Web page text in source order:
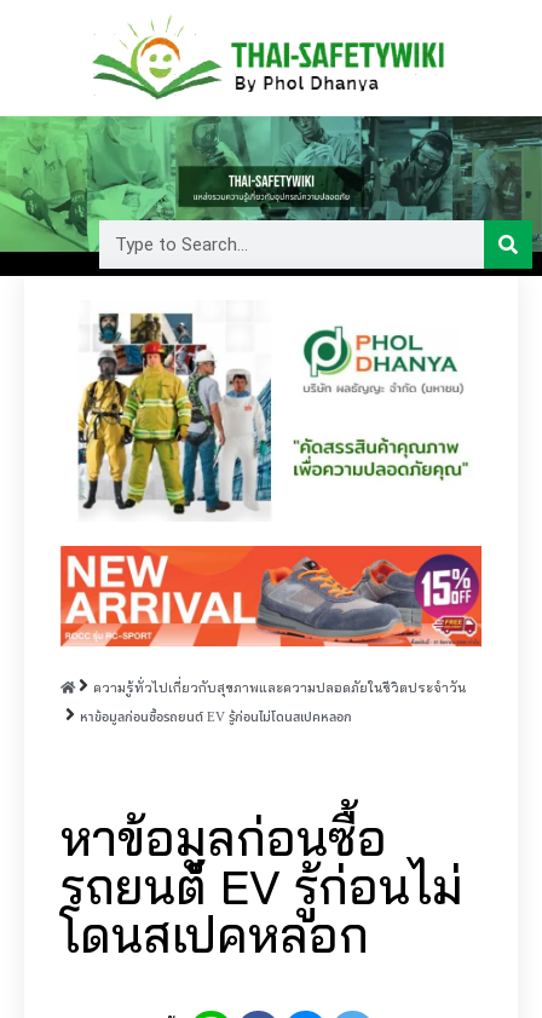
ความรู้ทั่วไปเกี่ยวกับสุขภาพและความปลอดภัยในชีวิตประจำวัน
หาข้อมูลก่อนซื้อรถยนต์ EV รู้ก่อนไม่โดนสเปคหลอก
หาข้อมูลก่อนซื้อ
รถยนต์ EV รู้ก่อนไม่
โดนสเปคหลอก